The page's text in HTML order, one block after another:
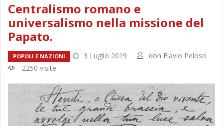
Centralismo romano e
universalismo nella missione del
Papato.
POPOLI E NAZIONI 3 Luglio 2019
don Flavio Peloso
2250 visite